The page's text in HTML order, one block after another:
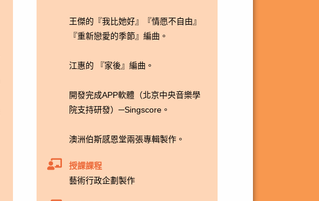
王傑的『我比她好』『情愿不自由』
『重新戀愛的季節』編曲。
江惠的 『家後』編曲。
開發完成APP軟體（北京中央音樂學
院支持研發）─Singscore。
澳洲伯斯感恩堂兩張專輯製作。
授課課程
藝術行政企劃製作